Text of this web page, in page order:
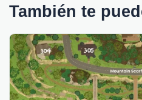
También te